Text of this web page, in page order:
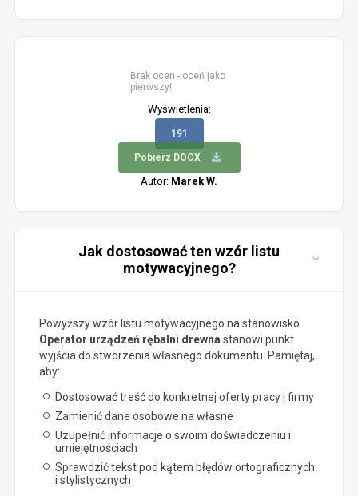
Brak ocen - oceń jako
pierwszy!
Wyświetlenia:
191
Pobierz DOCX
Autor: Marek W.
Jak dostosować ten wzór listu
motywacyjnego?
Powyższy wzór listu motywacyjnego na stanowisko
Operator urządzeń rębalni drewna stanowi punkt
wyjścia do stworzenia własnego dokumentu. Pamiętaj,
aby:
Dostosować treść do konkretnej oferty pracy i firmy
Zamienić dane osobowe na własne
Uzupełnić informacje o swoim doświadczeniu i
umiejętnościach
Sprawdzić tekst pod kątem błędów ortograficznych
i stylistycznych